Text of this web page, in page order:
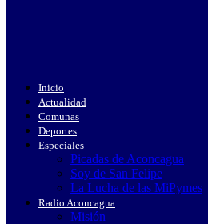
Inicio
Actualidad
Comunas
Deportes
Especiales
Picadas de Aconcagua
Soy de San Felipe
La Lucha de las MiPymes
Radio Aconcagua
Misión